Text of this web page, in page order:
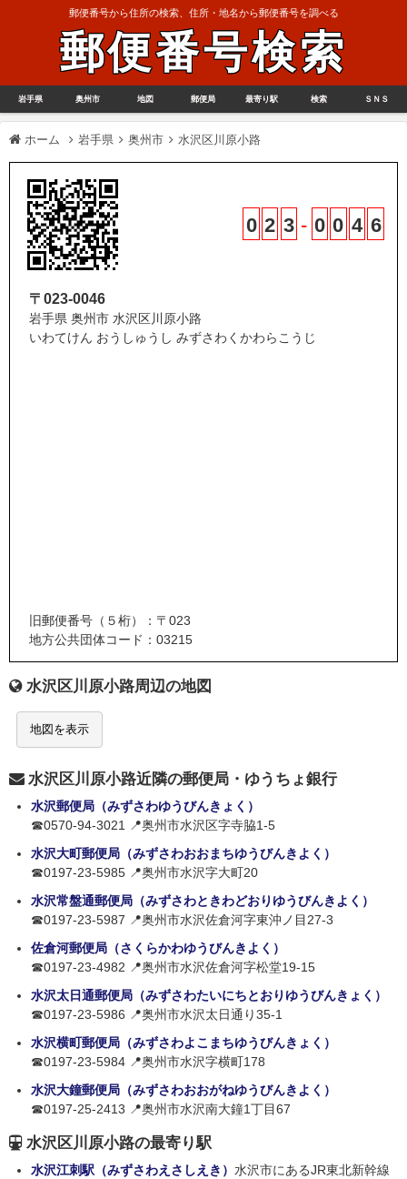
郵便番号から住所の検索、住所・地名から郵便番号を調べる
郵便番号検索
岩手県 奥州市 地図 郵便局 最寄り駅 検索 ＳＮＳ
ホーム 岩手県 奥州市 水沢区川原小路
0 2 3 - 0 0 4 6
〒023-0046
岩手県 奥州市 水沢区川原小路
いわてけん おうしゅうし みずさわくかわらこうじ
旧郵便番号（５桁）：〒023
地方公共団体コード：03215
水沢区川原小路周辺の地図
地図を表示
水沢区川原小路近隣の郵便局・ゆうちょ銀行
水沢郵便局（みずさわゆうびんきょく）
☎0570-94-3021 📍奥州市水沢区字寺脇1-5
水沢大町郵便局（みずさわおおまちゆうびんきよく）
☎0197-23-5985 📍奥州市水沢字大町20
水沢常盤通郵便局（みずさわときわどおりゆうびんきよく）
☎0197-23-5987 📍奥州市水沢佐倉河字東沖ノ目27-3
佐倉河郵便局（さくらかわゆうびんきよく）
☎0197-23-4982 📍奥州市水沢佐倉河字松堂19-15
水沢太日通郵便局（みずさわたいにちとおりゆうびんきょく）
☎0197-23-5986 📍奥州市水沢太日通り35-1
水沢横町郵便局（みずさわよこまちゆうびんきょく）
☎0197-23-5984 📍奥州市水沢字横町178
水沢大鐘郵便局（みずさわおおがねゆうびんきよく）
☎0197-25-2413 📍奥州市水沢南大鐘1丁目67
水沢区川原小路の最寄り駅
水沢江刺駅（みずさわえさしえき） 水沢市にあるJR東北新幹線